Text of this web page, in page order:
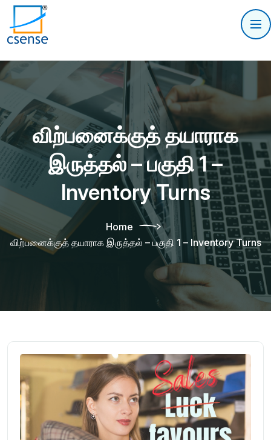
விற்பனைக்குத் தயாராக
இருத்தல் – பகுதி 1 –
Inventory Turns
Home
விற்பனைக்குத் தயாராக இருத்தல் – பகுதி 1 – Inventory Turns